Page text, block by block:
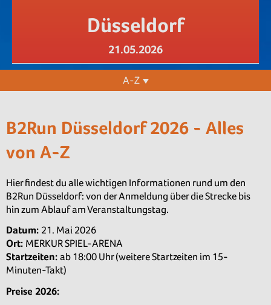
Düsseldorf
21.05.2026
A-Z
B2Run Düsseldorf 2026 - Alles
von A-Z
Hier findest du alle wichtigen Informationen rund um den
B2Run Düsseldorf: von der Anmeldung über die Strecke bis
hin zum Ablauf am Veranstaltungstag.
Datum: 21. Mai 2026
Ort: MERKUR SPIEL-ARENA
Startzeiten: ab 18:00 Uhr (weitere Startzeiten im 15-
Minuten-Takt)
Preise 2026: